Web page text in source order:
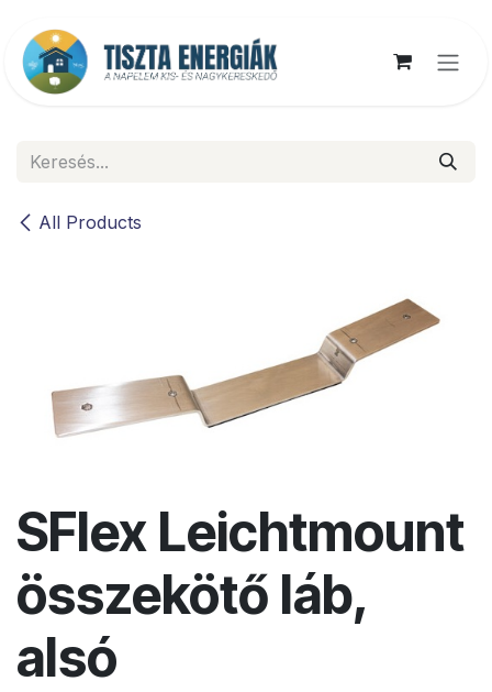
All Products
SFlex Leichtmount
összekötő láb,
alsó